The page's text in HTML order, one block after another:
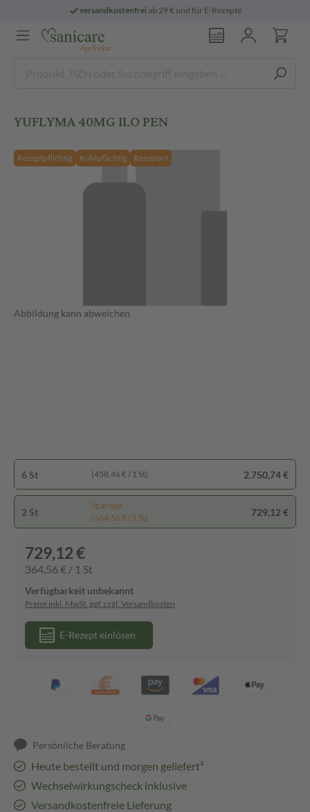
versandkostenfreiab 29 € und für E-Rezepte
YUFLYMA 40MG ILO PEN
Rezeptpflichtig Kühlpflichtig Reimport
Abbildung kann abweichen
6 St (458,46 € / 1 St) 2.750,74 €
2 St
Spartipp
(364,56 € / 1 St)
729,12 €
729,12 €
364,56 € / 1 St
Verfügbarkeit unbekannt
Preise inkl. MwSt. ggf. zzgl. Versandkosten
E-Rezept einlösen
Persönliche Beratung
Heute bestellt und morgen geliefert³
Wechselwirkungscheck inklusive
Versandkostenfreie Lieferung